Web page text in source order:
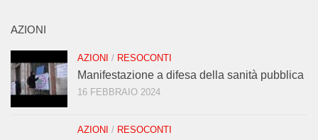
AZIONI
AZIONI / RESOCONTI
Manifestazione a difesa della sanità pubblica
16 FEBBRAIO 2024
AZIONI / RESOCONTI